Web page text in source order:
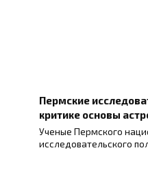
Пермские
критике основы
Ученые Пермского
исследовательского